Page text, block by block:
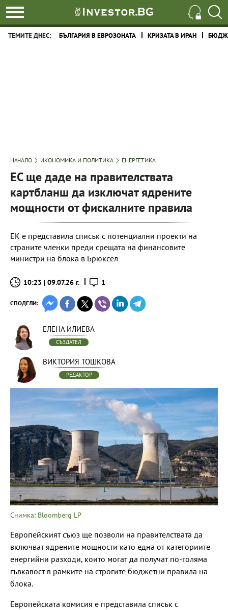
ТЕМИТЕ ДНЕС: БЪЛГАРИЯ В ЕВРОЗОНАТА КРИЗАТА В ИРАН
НАЧАЛО ИКОНОМИКА И ПОЛИТИКА ЕНЕРГЕТИКА
ЕС ще даде на правителствата
картбланш да изключат ядрените
мощности от фискалните правила
ЕК е представила списък с потенциални проекти на
страните членки преди срещата на финансовите
министри на блока в Брюксел
10:23 | 09.07.26 г. 1
СПОДЕЛИ:
ЕЛЕНА ИЛИЕВА
СЪЗДАТЕЛ
ВИКТОРИЯ ТОШКОВА
РЕДАКТОР
Снимка: Bloomberg LP
Европейският съюз ще позволи на правителствата да
включват ядрените мощности като една от категориите
енергийни разходи, които могат да получат по-голяма
гъвкавост в рамките на строгите бюджетни правила на
блока.
Европейската комисия е представила списък с